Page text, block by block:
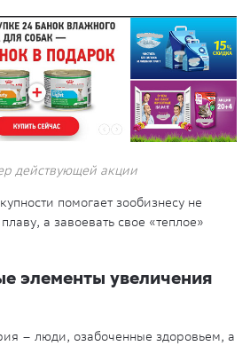
действующей акции
помогает зообизнесу не
а завоевать свое «теплое»
элементы увеличения
– люди, озабоченные здоровьем, а